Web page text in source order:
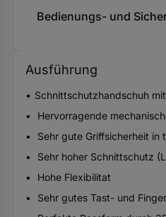
Bedienungs- und
Ausführung
Schnittschutzhandschuh
Hervorragende
Sehr gute Griffsicherheit
Sehr hoher Schnittschutz
Hohe Flexibilitat
Sehr gutes Tast- und